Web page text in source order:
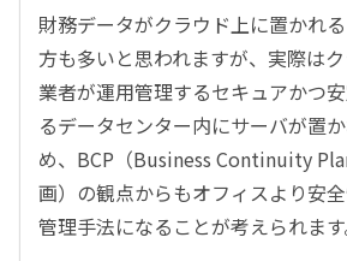
財務データがクラウド上に置かれ
方も多いと思われますが、実際は
業者が運用管理するセキュアかつ
るデータセンター内にサーバが置
め、BCP（Business Continuity
画）の観点からもオフィスより安
管理手法になることが考えられます